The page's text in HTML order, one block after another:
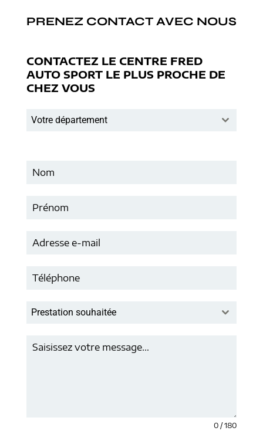
PRENEZ CONTACT AVEC NOUS
CONTACTEZ LE CENTRE FRED
AUTO SPORT LE PLUS PROCHE DE
CHEZ VOUS
Votre département
Prestation souhaitée
0 / 180